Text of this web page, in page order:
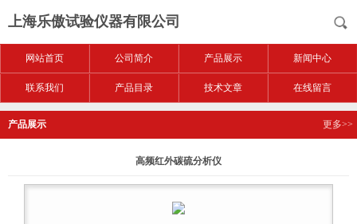
上海乐傲试验仪器有限公司
网站首页 公司简介 产品展示 新闻中心
联系我们 产品目录 技术文章 在线留言
产品展示 更多>>
高频红外碳硫分析仪